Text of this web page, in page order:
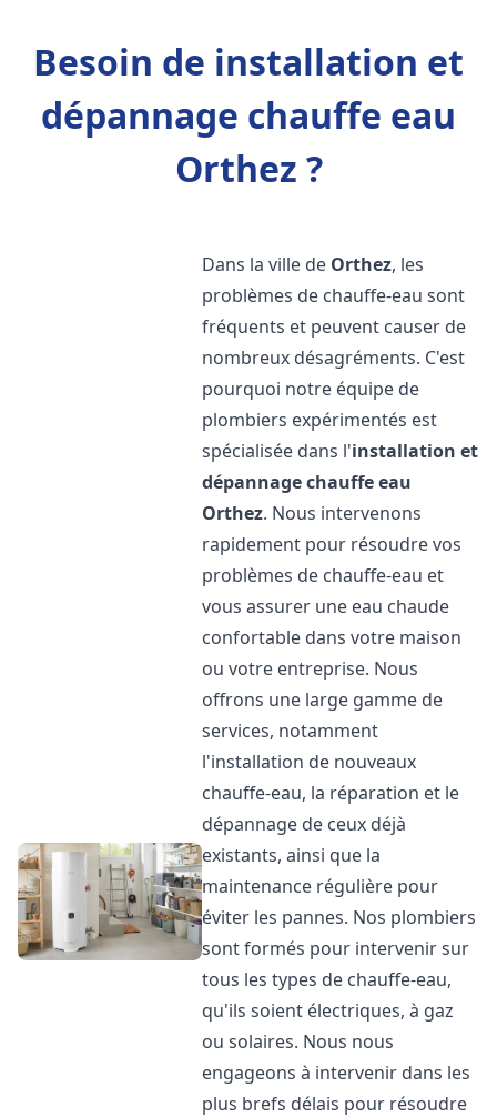
Besoin de installation et
dépannage chauffe eau
Orthez ?
Dans la ville de Orthez, les
problèmes de chauffe-eau sont
fréquents et peuvent causer de
nombreux désagréments. C'est
pourquoi notre équipe de
plombiers expérimentés est
spécialisée dans l'installation et
dépannage chauffe eau
Orthez. Nous intervenons
rapidement pour résoudre vos
problèmes de chauffe-eau et
vous assurer une eau chaude
confortable dans votre maison
ou votre entreprise. Nous
offrons une large gamme de
services, notamment
l'installation de nouveaux
chauffe-eau, la réparation et le
dépannage de ceux déjà
existants, ainsi que la
maintenance régulière pour
éviter les pannes. Nos plombiers
sont formés pour intervenir sur
tous les types de chauffe-eau,
qu'ils soient électriques, à gaz
ou solaires. Nous nous
engageons à intervenir dans les
plus brefs délais pour résoudre